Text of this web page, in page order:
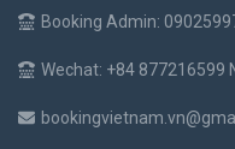
Booking Admin:
Wechat: +84 877216599